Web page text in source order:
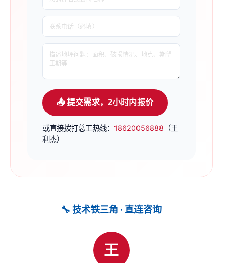
📤 提交需求，2小时内报价
或直接拨打总工热线： 18620056888 （王
利杰）
🔧 技术铁三角 · 直连咨询
王